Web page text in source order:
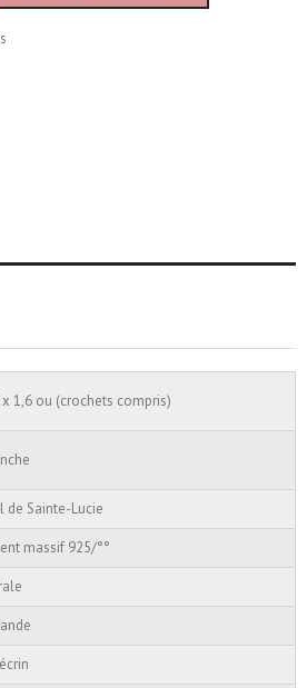
x 1,6 ou (crochets compris)
de Sainte-Lucie
massif 925/°°